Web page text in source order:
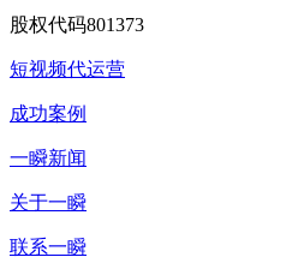
股权代码801373
短视频代运营
成功案例
一瞬新闻
关于一瞬
联系一瞬